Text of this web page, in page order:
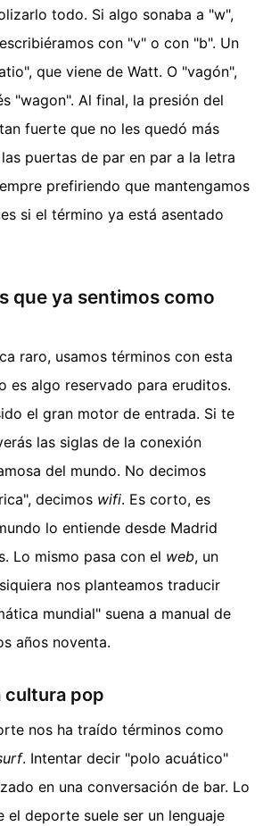
todo. Si algo sonaba a "w",
con "v" o con "b". Un
que viene de Watt. O "vagón",
"wagon". Al final, la presión del
fuerte que no les quedó más
puertas de par en par a la letra
prefiriendo que mantengamos
si el término ya está asentado
que ya sentimos como
raro, usamos términos con esta
es algo reservado para eruditos.
el gran motor de entrada. Si te
las siglas de la conexión
del mundo. No decimos
decimos wifi. Es corto, es
lo entiende desde Madrid
Lo mismo pasa con el web, un
nos planteamos traducir
mundial" suena a manual de
años noventa.
cultura pop
nos ha traído términos como
. Intentar decir "polo acuático"
en una conversación de bar. Lo
el deporte suele ser un lenguaje